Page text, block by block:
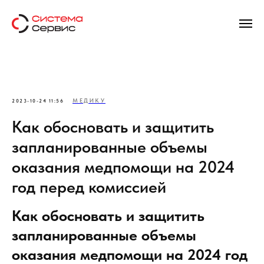
2023-10-24 11:56 МЕДИКУ
Как обосновать и защитить
запланированные объемы
оказания медпомощи на 2024
год перед комиссией
Как обосновать и защитить
запланированные объемы
оказания медпомощи на 2024 год